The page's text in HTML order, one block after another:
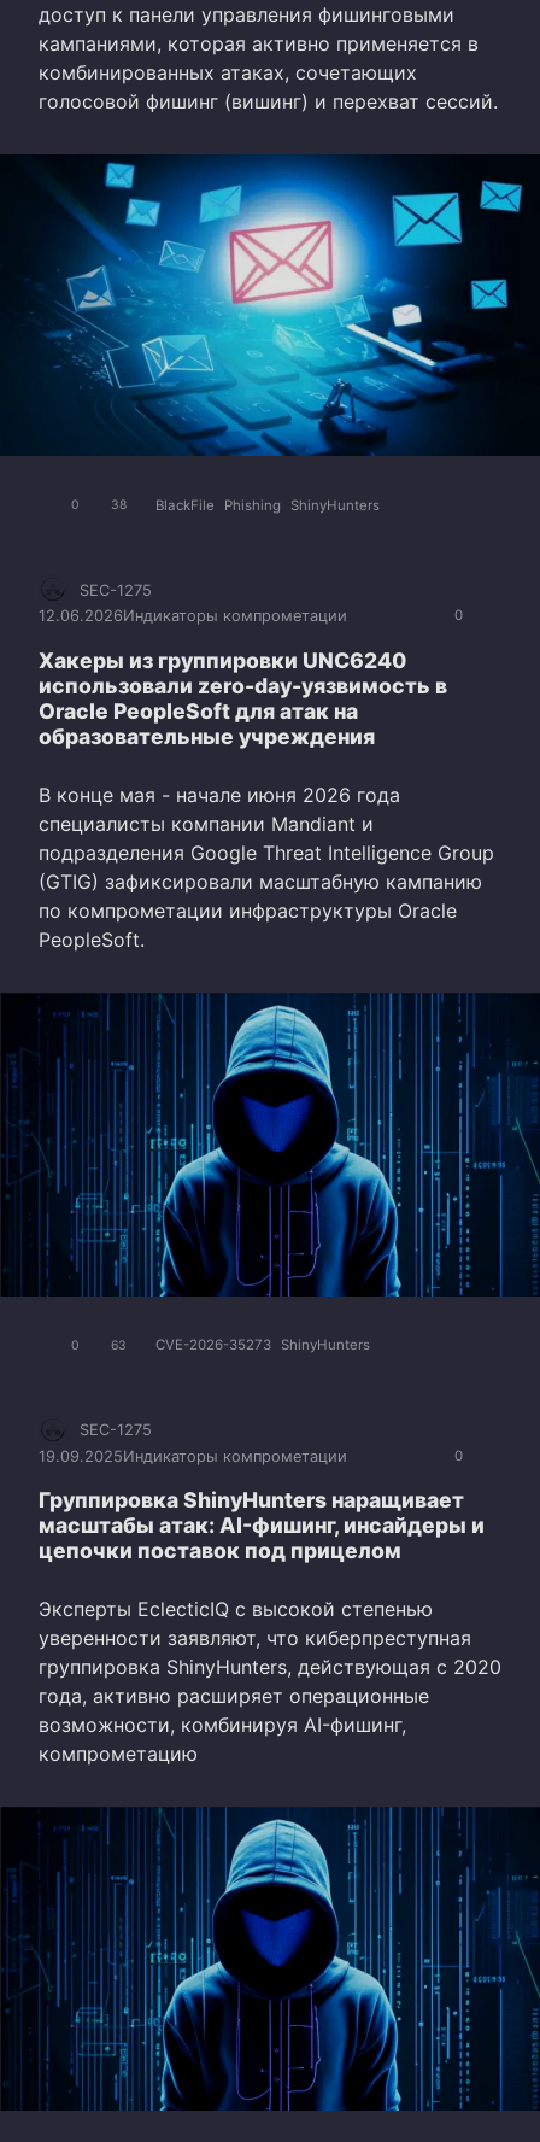
доступ к панели управления фишинговыми
кампаниями, которая активно применяется в
комбинированных атаках, сочетающих
голосовой фишинг (вишинг) и перехват сессий.
0 38 BlackFile Phishing ShinyHunters
0
SEC-1275
12.06.2026Индикаторы компрометации
Хакеры из группировки UNC6240
использовали zero-day-уязвимость в
Oracle PeopleSoft для атак на
образовательные учреждения
В конце мая - начале июня 2026 года
специалисты компании Mandiant и
подразделения Google Threat Intelligence Group
(GTIG) зафиксировали масштабную кампанию
по компрометации инфраструктуры Oracle
PeopleSoft.
0 63 CVE-2026-35273 ShinyHunters
0
SEC-1275
19.09.2025Индикаторы компрометации
Группировка ShinyHunters наращивает
масштабы атак: AI-фишинг, инсайдеры и
цепочки поставок под прицелом
Эксперты EclecticIQ с высокой степенью
уверенности заявляют, что киберпреступная
группировка ShinyHunters, действующая с 2020
года, активно расширяет операционные
возможности, комбинируя AI-фишинг,
компрометацию